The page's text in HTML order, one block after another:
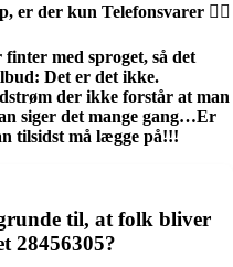
er der kun Telefonsvarer 👎🏻
med sproget, så det
Det er det ikke.
der ikke forstår at man
siger det mange gang…Er
tilsidst må lægge på!!!
til, at folk bliver
28456305?